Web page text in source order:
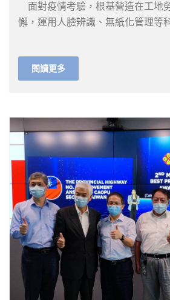
面對疫情考驗，根基營造在工地
懈，運用人臉辨識、無紙化管理等
閱讀更多